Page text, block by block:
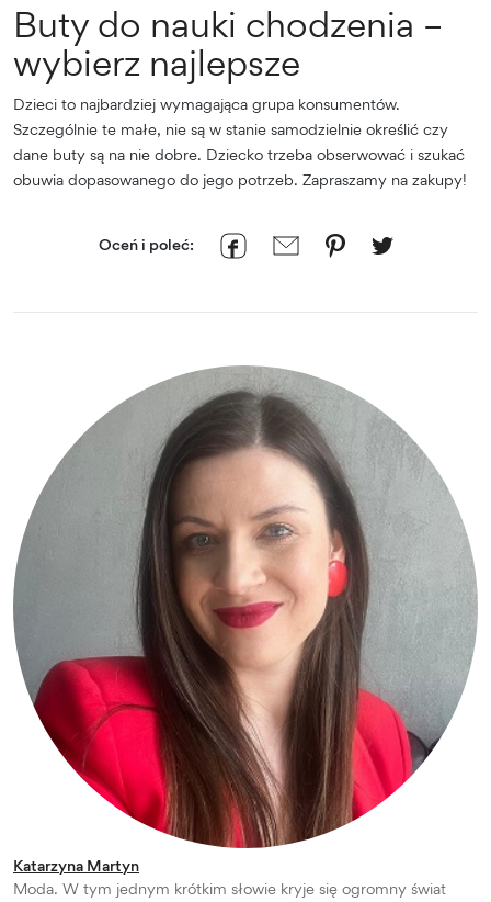
Buty do nauki chodzenia –
wybierz najlepsze
Dzieci to najbardziej wymagająca grupa konsumentów.
Szczególnie te małe, nie są w stanie samodzielnie określić czy
dane buty są na nie dobre. Dziecko trzeba obserwować i szukać
obuwia dopasowanego do jego potrzeb. Zapraszamy na zakupy!
Oceń i poleć:
Katarzyna Martyn
Moda. W tym jednym krótkim słowie kryje się ogromny świat